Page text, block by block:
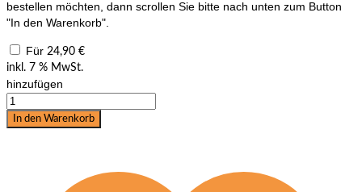
bestellen möchten, dann scrollen Sie bitte nach unten zum Button
"In den Warenkorb".
Für 24,90 €
inkl. 7 % MwSt.
hinzufügen
Uta
Gräf:
Feines
In den Warenkorb